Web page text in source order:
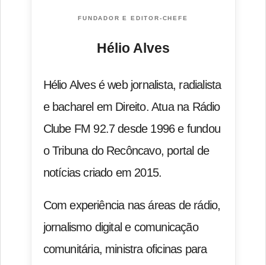
FUNDADOR E EDITOR-CHEFE
Hélio Alves
Hélio Alves é web jornalista, radialista
e bacharel em Direito. Atua na Rádio
Clube FM 92.7 desde 1996 e fundou
o Tribuna do Recôncavo, portal de
notícias criado em 2015.
Com experiência nas áreas de rádio,
jornalismo digital e comunicação
comunitária, ministra oficinas para